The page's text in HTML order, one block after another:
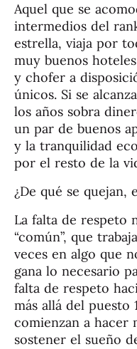
Aquel que se
intermedios del
estrella, viaja por
muy buenos
y chofer a
únicos. Si se
los años sobra
un par de buenos
y la tranquilidad
por el resto de la
¿De qué se quejan,
La falta de respeto
“común”, que
veces en algo que
gana lo necesario
falta de respeto
más allá del puesto
comienzan a hacer
sostener el sueño